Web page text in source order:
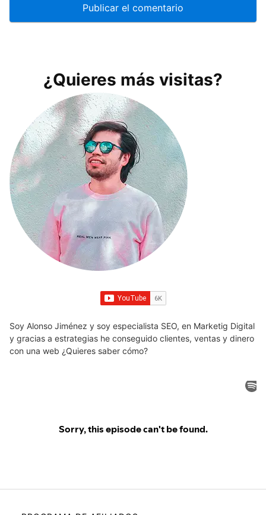
¿Quieres más visitas?
Soy Alonso Jiménez y soy especialista SEO, en Marketig Digital
y gracias a estrategias he conseguido clientes, ventas y dinero
con una web ¿Quieres saber cómo?